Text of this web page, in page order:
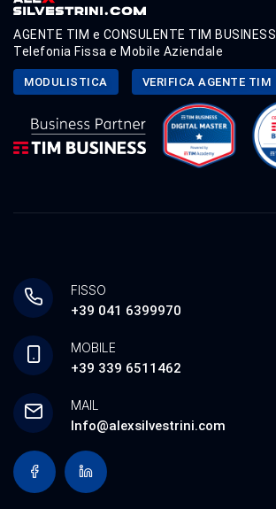
AGENTE TIM e CONSULENTE TIM BUSINESS
Telefonia Fissa e Mobile Aziendale
MODULISTICA VERIFICA AGENTE TIM
FISSO
+39 041 6399970
MOBILE
+39 339 6511462
MAIL
Info@alexsilvestrini.com